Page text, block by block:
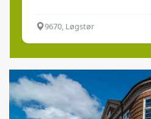
9670, Løgstør